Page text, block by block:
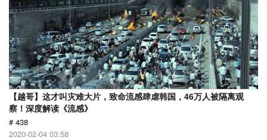
【越哥】这才叫灾难大片，致命流感肆虐韩国，46万人被隔离观
察！深度解读《流感》
# 438
2020-02-04 03:58